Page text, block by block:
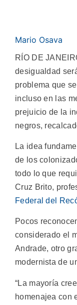
Mario Osava
RÍO DE
desigualdad
problema que
incluso en las
prejuicio de la
negros,
La idea
de los
todo lo que
Cruz Brito,
Federal del
Pocos
considerado el
Andrade, otro
modernista de
“La mayoría
homenajea con